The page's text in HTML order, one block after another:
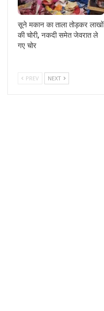
सूने मकान का ताला तोड़कर लाखों
की चोरी, नकदी समेत जेवरात ले
गए चोर
PREV NEXT